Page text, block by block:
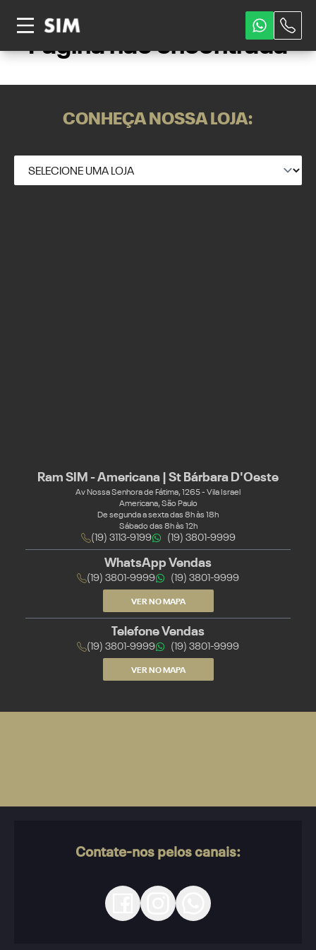
Página não encontrada
CONHEÇA NOSSA LOJA:
Ram SIM - Americana | St Bárbara D'Oeste
Av Nossa Senhora de Fátima, 1265 - Vila Israel
Americana, São Paulo
De segunda a sexta das 8h às 18h
Sábado das 8h às 12h
(19) 3113-9199 (19) 3801-9999
WhatsApp Vendas
(19) 3801-9999 (19) 3801-9999
VER NO MAPA
Telefone Vendas
(19) 3801-9999 (19) 3801-9999
VER NO MAPA
Contate-nos pelos canais: